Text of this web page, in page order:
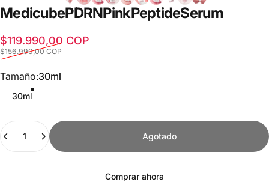
MedicubePDRNPinkPeptideSerum
Precio de oferta
$119.990,00 COP
Precio habitual
$156.990,00 COP
Tamaño
Tamaño:30ml
30ml
Cantidad
Agotado
Comprar ahora